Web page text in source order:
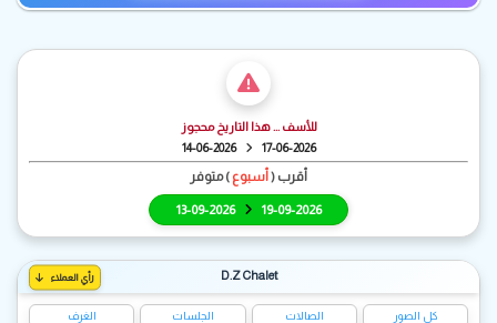
للأسف ... هذا التاريخ محجوز
14-06-2026
17-06-2026
أقرب (أسبوع ) متوفر
13-09-2026 19-09-2026
رأي العملاء D.Z Chalet
كل الصور الصالات الجلسات الغرف